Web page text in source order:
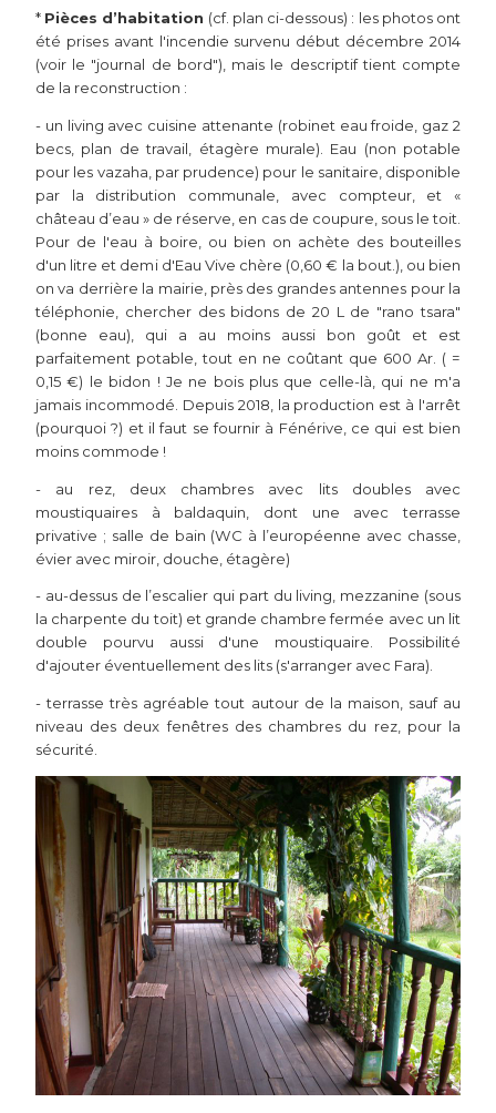
* Pièces d’habitation (cf. plan ci-dessous) : les photos ont
été prises avant l'incendie survenu début décembre 2014
(voir le "journal de bord"), mais le descriptif tient compte
de la reconstruction :
- un living avec cuisine attenante (robinet eau froide, gaz 2
becs, plan de travail, étagère murale). Eau (non potable
pour les vazaha, par prudence) pour le sanitaire, disponible
par la distribution communale, avec compteur, et «
château d’eau » de réserve, en cas de coupure, sous le toit.
Pour de l'eau à boire, ou bien on achète des bouteilles
d'un litre et demi d'Eau Vive chère (0,60 € la bout.), ou bien
on va derrière la mairie, près des grandes antennes pour la
téléphonie, chercher des bidons de 20 L de "rano tsara"
(bonne eau), qui a au moins aussi bon goût et est
parfaitement potable, tout en ne coûtant que 600 Ar. ( =
0,15 €) le bidon ! Je ne bois plus que celle-là, qui ne m'a
jamais incommodé. Depuis 2018, la production est à l'arrêt
(pourquoi ?) et il faut se fournir à Fénérive, ce qui est bien
moins commode !
- au rez, deux chambres avec lits doubles avec
moustiquaires à baldaquin, dont une avec terrasse
privative ; salle de bain (WC à l’européenne avec chasse,
évier avec miroir, douche, étagère)
- au-dessus de l’escalier qui part du living, mezzanine (sous
la charpente du toit) et grande chambre fermée avec un lit
double pourvu aussi d'une moustiquaire. Possibilité
d'ajouter éventuellement des lits (s'arranger avec Fara).
- terrasse très agréable tout autour de la maison, sauf au
niveau des deux fenêtres des chambres du rez, pour la
sécurité.